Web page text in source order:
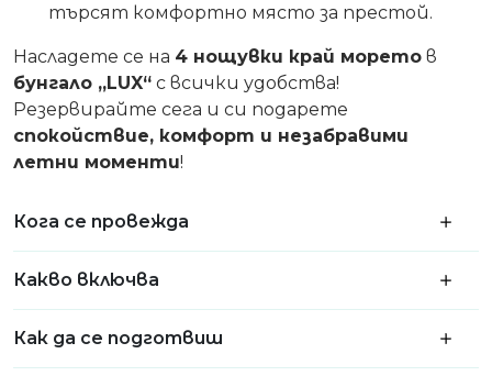
търсят комфортно място за престой.
Насладете се на 4 нощувки край морето в
бунгало „LUX“ с всички удобства!
Резервирайте сега и си подарете
спокойствие, комфорт и незабравими
летни моменти!
Кога се провежда
Какво включва
Как да се подготвиш